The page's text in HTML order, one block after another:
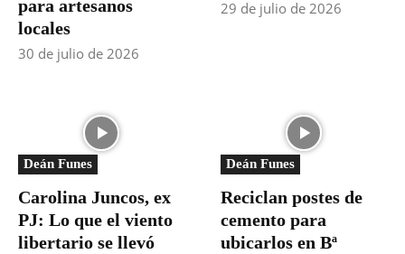
para artesanos
locales
30 de julio de 2026
29 de julio de 2026
Deán Funes
Carolina Juncos, ex
PJ: Lo que el viento
libertario se llevó
Deán Funes
Reciclan postes de
cemento para
ubicarlos en Bª